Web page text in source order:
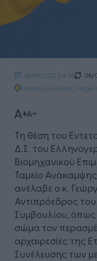
16/09/2022 | 14:35
08/
Ειδήσεις | Ενώσεις,
Τη θέση του
Δ.Σ. του
Βιομηχανικού
Ταμείο
ανέλαβε ο κ.
Αντιπρόεδρος του
Συμβουλίου,
σώμα τον
αρχαιρεσίες της
Συνέλευσης των